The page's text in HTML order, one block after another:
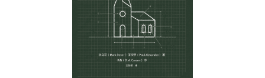
土耳其语
塞尔维亚语